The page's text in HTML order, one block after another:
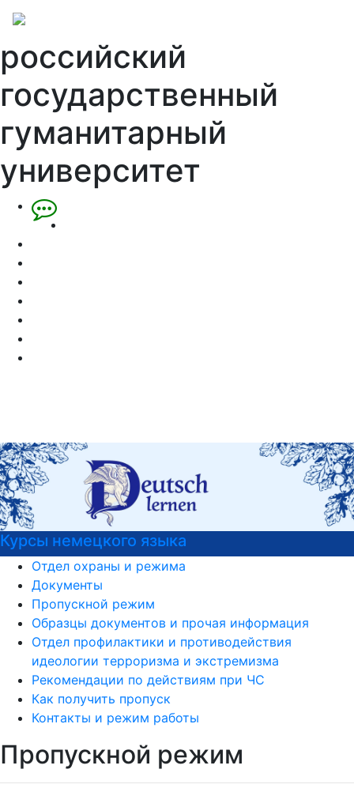
российский
государственный
гуманитарный
университет
Курсы немецкого языка
Отдел охраны и режима
Документы
Пропускной режим
Образцы документов и прочая информация
Отдел профилактики и противодействия
идеологии терроризма и экстремизма
Рекомендации по действиям при ЧС
Как получить пропуск
Контакты и режим работы
Пропускной режим